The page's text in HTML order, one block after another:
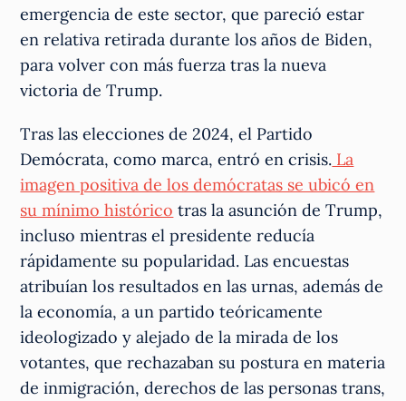
emergencia de este sector, que pareció estar
en relativa retirada durante los años de Biden,
para volver con más fuerza tras la nueva
victoria de Trump.
Tras las elecciones de 2024, el Partido
Demócrata, como marca, entró en crisis. La
imagen positiva de los demócratas se ubicó en
su mínimo histórico tras la asunción de Trump,
incluso mientras el presidente reducía
rápidamente su popularidad. Las encuestas
atribuían los resultados en las urnas, además de
la economía, a un partido teóricamente
ideologizado y alejado de la mirada de los
votantes, que rechazaban su postura en materia
de inmigración, derechos de las personas trans,